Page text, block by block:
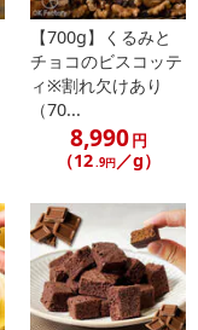
【700g】くるみと
チョコのビスコッテ
ィ※割れ欠けあり
（70...
8,990円
（12.9円／g）